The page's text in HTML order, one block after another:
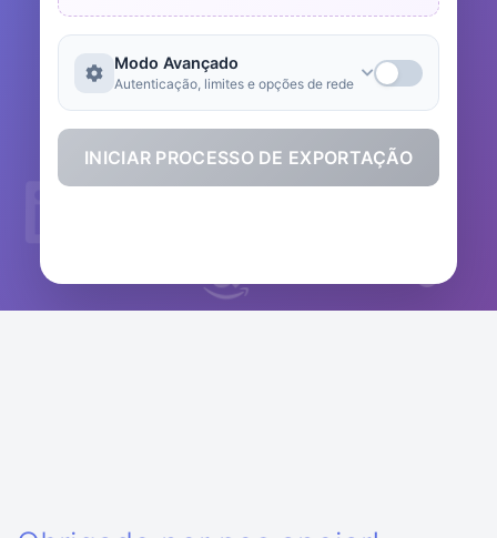
Modo Avançado
Autenticação, limites e opções de rede
INICIAR PROCESSO DE EXPORTAÇÃO